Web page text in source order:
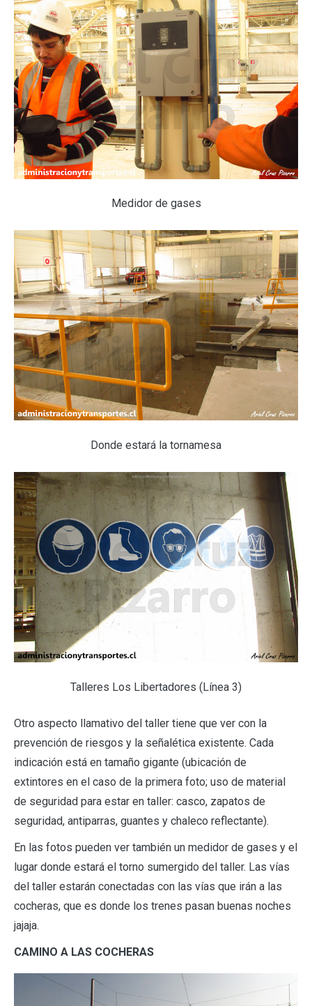
Medidor de gases
Donde estará la tornamesa
Talleres Los Libertadores (Línea 3)
Otro aspecto llamativo del taller tiene que ver con la
prevención de riesgos y la señalética existente. Cada
indicación está en tamaño gigante (ubicación de
extintores en el caso de la primera foto; uso de material
de seguridad para estar en taller: casco, zapatos de
seguridad, antiparras, guantes y chaleco reflectante).
En las fotos pueden ver también un medidor de gases y el
lugar donde estará el torno sumergido del taller. Las vías
del taller estarán conectadas con las vías que irán a las
cocheras, que es donde los trenes pasan buenas noches
jajaja.
CAMINO A LAS COCHERAS